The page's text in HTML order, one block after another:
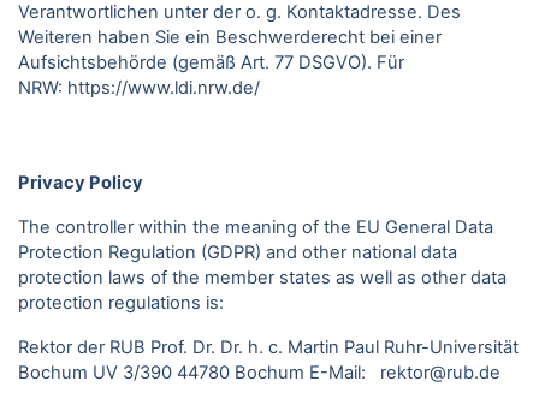
Verantwortlichen unter der o. g. Kontaktadresse. Des
Weiteren haben Sie ein Beschwerderecht bei einer
Aufsichtsbehörde (gemäß Art. 77 DSGVO). Für
NRW: https://www.ldi.nrw.de/
Privacy Policy
The controller within the meaning of the EU General Data
Protection Regulation (GDPR) and other national data
protection laws of the member states as well as other data
protection regulations is:
Rektor der RUB Prof. Dr. Dr. h. c. Martin Paul Ruhr-Universität
Bochum UV 3/390 44780 Bochum E-Mail: rektor@rub.de